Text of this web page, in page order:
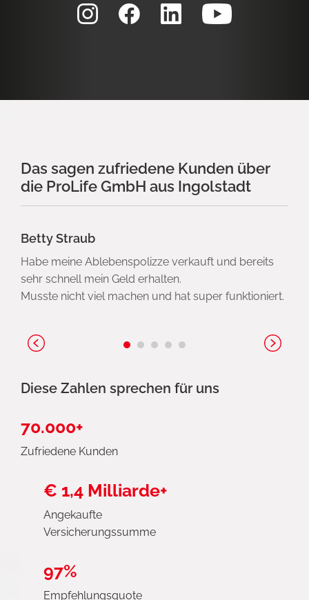
Das sagen zufriedene Kunden über
die ProLife GmbH aus Ingolstadt
Betty Straub
Habe meine Ablebenspolizze verkauft und bereits
sehr schnell mein Geld erhalten.
Musste nicht viel machen und hat super funktioniert.
Diese Zahlen sprechen für uns
70.000+
Zufriedene Kunden
€ 1,4 Milliarde+
Angekaufte
Versicherungssumme
97%
Empfehlungsquote